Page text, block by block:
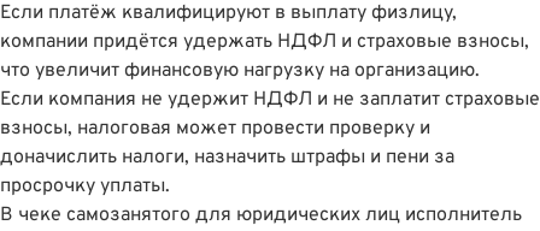
Если платëж квалифицируют в выплату физлицу,
компании придётся удержать НДФЛ и страховые взносы,
что увеличит финансовую нагрузку на организацию.
Если компания не удержит НДФЛ и не заплатит страховые
взносы, налоговая может провести проверку и
доначислить налоги, назначить штрафы и пени за
просрочку уплаты.
В чеке самозанятого для юридических лиц исполнитель